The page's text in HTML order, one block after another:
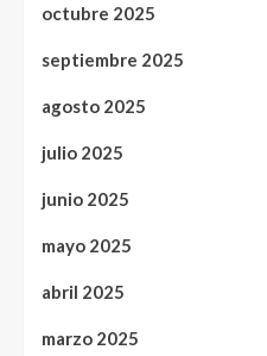
octubre 2025
septiembre 2025
agosto 2025
julio 2025
junio 2025
mayo 2025
abril 2025
marzo 2025